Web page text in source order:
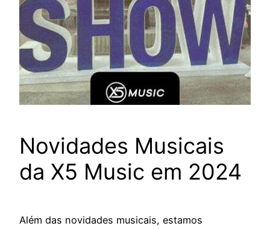
Novidades Musicais
da X5 Music em 2024
Além das novidades musicais, estamos